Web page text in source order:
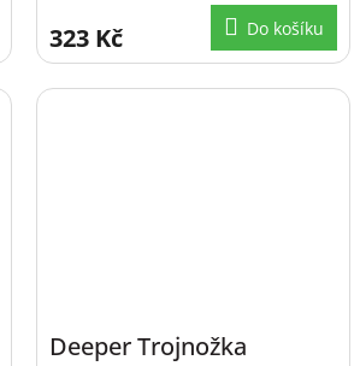
323 Kč Do košíku
Deeper Trojnožka